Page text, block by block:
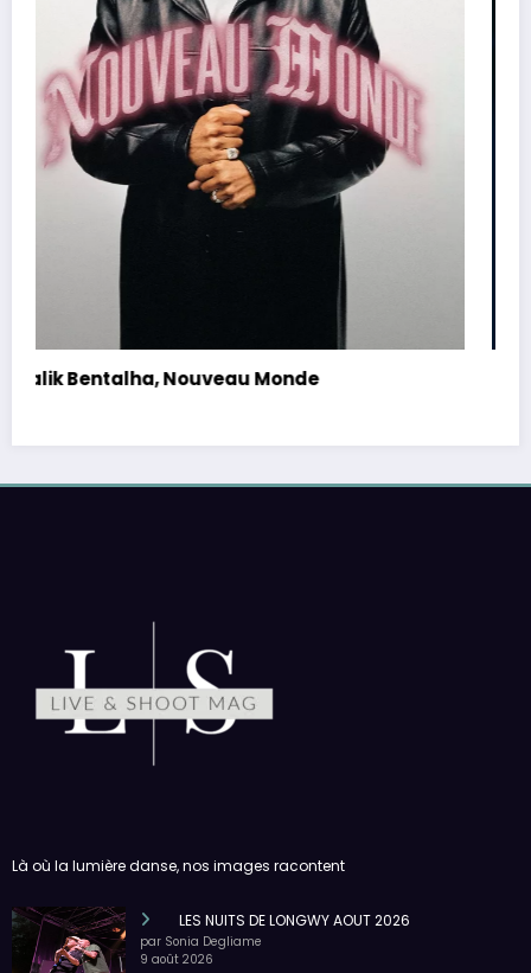
Orelsan, Tour 2026
Là où la lumière danse, nos images racontent
LES NUITS DE LONGWY AOUT 2026
par Sonia Degliame
9 août 2026